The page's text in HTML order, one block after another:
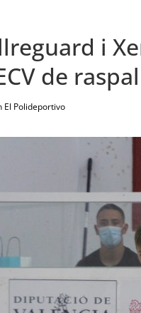
i
de
El Polideportivo